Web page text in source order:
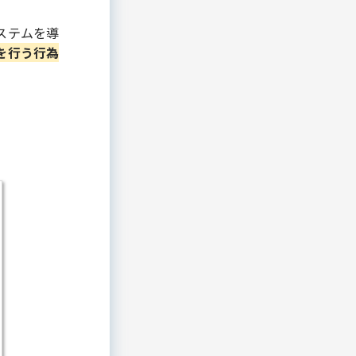
テムを導
行う行為